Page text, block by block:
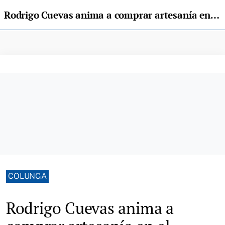
Rodrigo Cuevas anima a comprar artesanía en el Mercáu Tradicional de Colunga
COLUNGA
Rodrigo Cuevas anima a